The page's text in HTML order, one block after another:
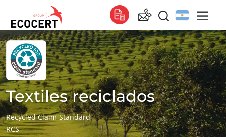
NUESTROS SERVICIOS
Certificación
Formación
Consultoría
Global
Global (español)
Global (francés)
Global (inglés)
África
Textiles reciclados
Recycled Claim Standard
RCS